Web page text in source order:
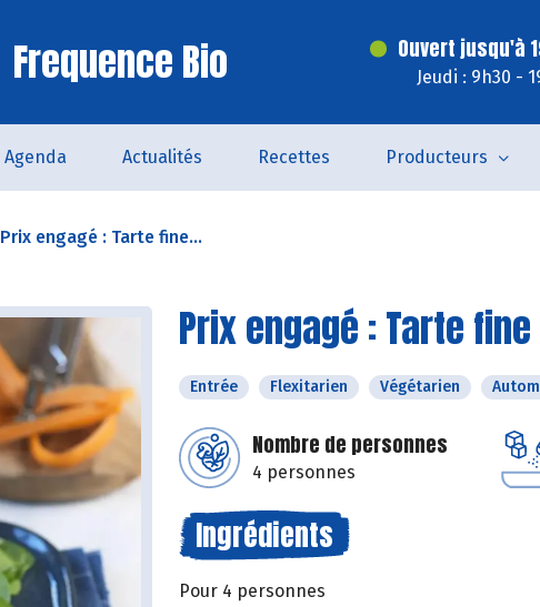
Frequence Bio Ouvert jusqu'à
Jeudi : 9h30 -
Agenda Actualités Recettes Producteurs
Prix engagé : Tarte fine...
Prix engagé : Tarte
Entrée Flexitarien Végétarien
Nombre de personnes
4 personnes
Ingrédients
Pour 4 personnes